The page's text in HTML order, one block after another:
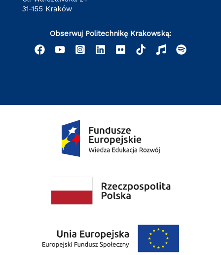
31-155 Kraków
Obserwuj Politechnikę Krakowską: